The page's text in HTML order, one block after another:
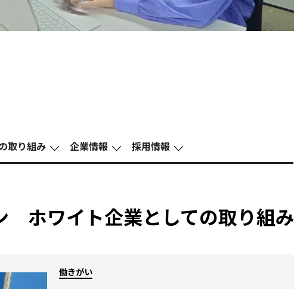
取り組み 企業情報 採⽤情報
ホワイト企業としての取り組み
働きがい